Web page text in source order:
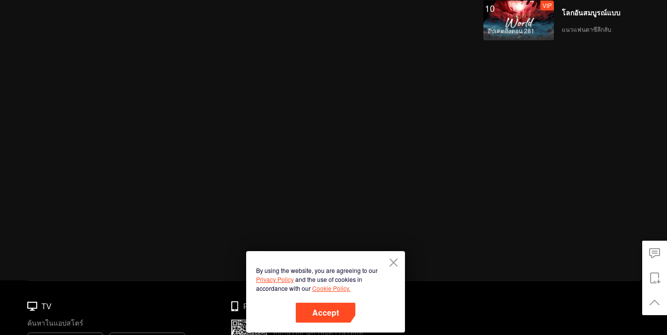
10
อัปเดตถึงตอน 281
VIP
โลกอันสมบูรณ์แบบ
แนวแฟนตาซีลึกลับ
By using the website, you are agreeing to our
Privacy Policyand the use of cookies in
accordance with ourCookie Policy.
Accept
TV
ค้นหาในแอปสโตร์
Phone
สแกนรหัส QR เพื่อดาวน์โหลด